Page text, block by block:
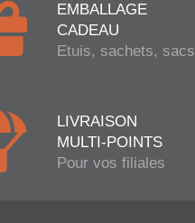
EMBALLAGE
CADEAU
Etuis, sachets, sacs
LIVRAISON
MULTI-POINTS
Pour vos filiales